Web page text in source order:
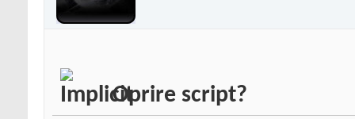
Oprire script?